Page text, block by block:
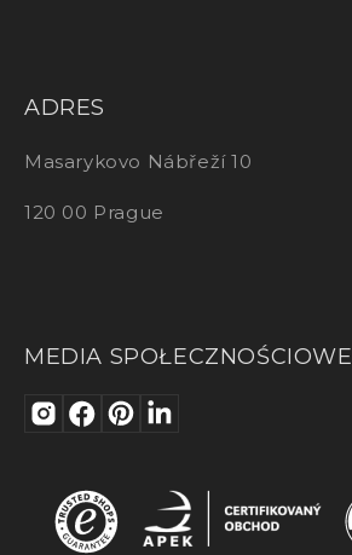
ADRES
Masarykovo Nábřeží 10
120 00 Prague
MEDIA SPOŁECZNOŚCIOWE